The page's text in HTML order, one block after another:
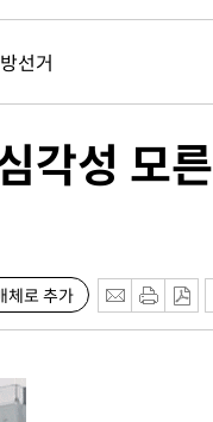
선거
각성 모른
체로 추가